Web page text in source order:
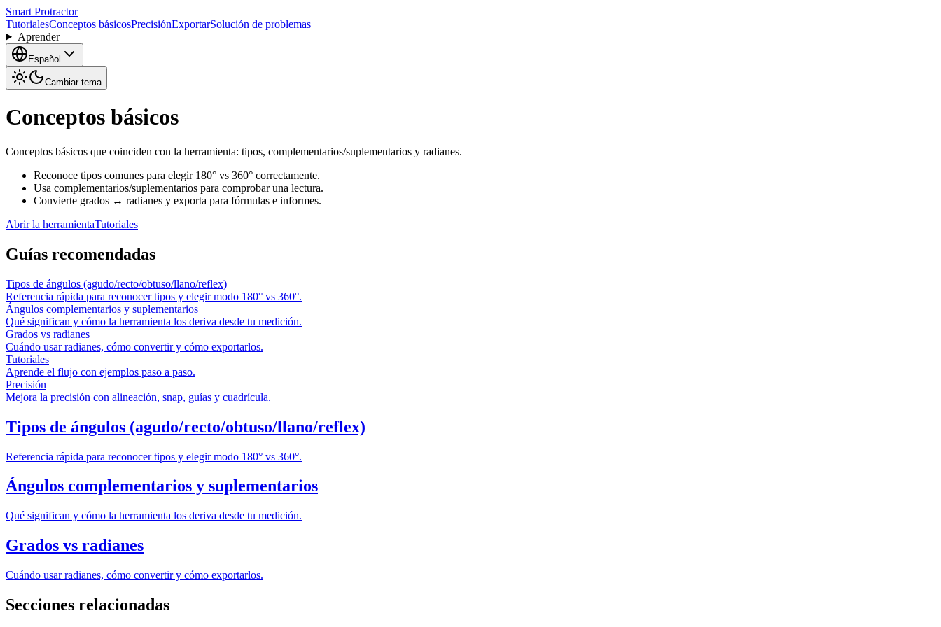
Smart Protractor
TutorialesConceptos básicosPrecisiónExportarSolución de problemas
Aprender
Español
Cambiar tema
Conceptos básicos
Conceptos básicos que coinciden con la herramienta: tipos, complementarios/suplementarios y radianes.
Reconoce tipos comunes para elegir 180° vs 360° correctamente.
Usa complementarios/suplementarios para comprobar una lectura.
Convierte grados ↔ radianes y exporta para fórmulas e informes.
Abrir la herramientaTutoriales
Guías recomendadas
Tipos de ángulos (agudo/recto/obtuso/llano/reflex)
Referencia rápida para reconocer tipos y elegir modo 180° vs 360°.
Ángulos complementarios y suplementarios
Qué significan y cómo la herramienta los deriva desde tu medición.
Grados vs radianes
Cuándo usar radianes, cómo convertir y cómo exportarlos.
Tutoriales
Aprende el flujo con ejemplos paso a paso.
Precisión
Mejora la precisión con alineación, snap, guías y cuadrícula.
Tipos de ángulos (agudo/recto/obtuso/llano/reflex)
Referencia rápida para reconocer tipos y elegir modo 180° vs 360°.
Ángulos complementarios y suplementarios
Qué significan y cómo la herramienta los deriva desde tu medición.
Grados vs radianes
Cuándo usar radianes, cómo convertir y cómo exportarlos.
Secciones relacionadas